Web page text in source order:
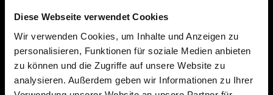
Diese Webseite verwendet Cookies
Wir verwenden Cookies, um Inhalte und Anzeigen zu
personalisieren, Funktionen für soziale Medien anbieten
zu können und die Zugriffe auf unsere Website zu
analysieren. Außerdem geben wir Informationen zu Ihrer